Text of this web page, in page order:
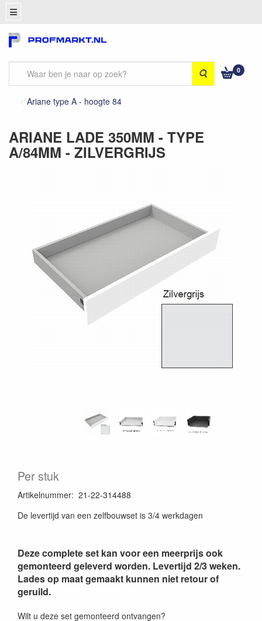
Zoeken 0
Ariane type A - hoogte 84
ARIANE LADE 350MM - TYPE
A/84MM - ZILVERGRIJS
Per stuk
Artikelnummer: 21-22-314488
De levertijd van een zelfbouwset is 3/4 werkdagen
Deze complete set kan voor een meerprijs ook
gemonteerd geleverd worden. Levertijd 2/3 weken.
Lades op maat gemaakt kunnen niet retour of
geruild.
Wilt u deze set gemonteerd ontvangen?